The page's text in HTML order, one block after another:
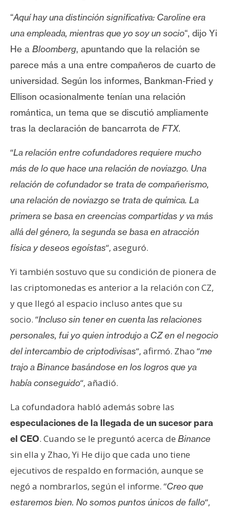
“Aquí hay una distinción significativa: Caroline era
una empleada, mientras que yo soy un socio“, dijo Yi
He a Bloomberg, apuntando que la relación se
parece más a una entre compañeros de cuarto de
universidad. Según los informes, Bankman-Fried y
Ellison ocasionalmente tenían una relación
romántica, un tema que se discutió ampliamente
tras la declaración de bancarrota de FTX.
“La relación entre cofundadores requiere mucho
más de lo que hace una relación de noviazgo. Una
relación de cofundador se trata de compañerismo,
una relación de noviazgo se trata de química. La
primera se basa en creencias compartidas y va más
allá del género, la segunda se basa en atracción
física y deseos egoístas“, aseguró.
Yi también sostuvo que su condición de pionera de
las criptomonedas es anterior a la relación con CZ,
y que llegó al espacio incluso antes que su
socio. “Incluso sin tener en cuenta las relaciones
personales, fui yo quien introdujo a CZ en el negocio
del intercambio de criptodivisas“, afirmó. Zhao “me
trajo a Binance basándose en los logros que ya
había conseguido“, añadió.
La cofundadora habló además sobre las
especulaciones de la llegada de un sucesor para
el CEO. Cuando se le preguntó acerca de Binance
sin ella y Zhao, Yi He dijo que cada uno tiene
ejecutivos de respaldo en formación, aunque se
negó a nombrarlos, según el informe. “Creo que
estaremos bien. No somos puntos únicos de fallo“,